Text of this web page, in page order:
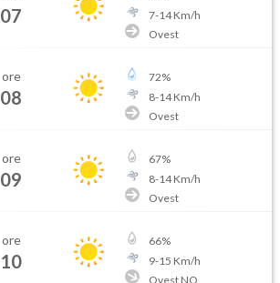
07
7-14Km/h
Ovest
ore
08
72%
8-14Km/h
Ovest
ore
09
67%
8-14Km/h
Ovest
ore
10
66%
9-15 Km/h
Ovest NO